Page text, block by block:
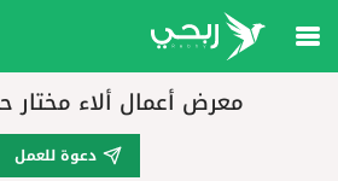
معرض أعمال ألاء
دعوة للعمل